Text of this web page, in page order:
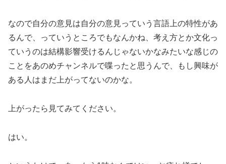
なので自分の意見は自分の意見っていう言語上の特性があ
るんで、っていうところでもなんかね、考え方とか文化っ
ていうのは結構影響受けるんじゃないかなみたいな感じの
ことをあのめチャンネルで喋ったと思うんで、もし興味が
ある人はまだ上がってないのかな。
上がったら見てみてください。
はい。